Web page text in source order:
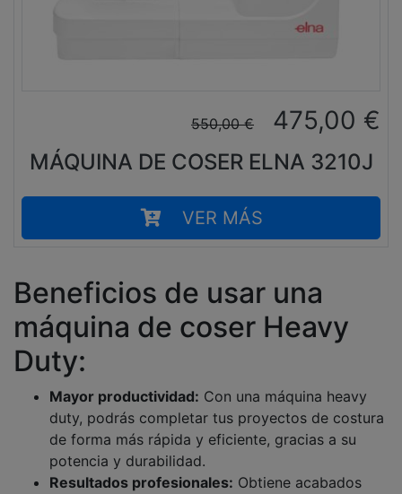
550,00 € 475,00 €
MÁQUINA DE COSER ELNA 3210J
VER MÁS
Beneficios de usar una
máquina de coser Heavy
Duty:
Mayor productividad: Con una máquina heavy
duty, podrás completar tus proyectos de costura
de forma más rápida y eficiente, gracias a su
potencia y durabilidad.
Resultados profesionales: Obtiene acabados